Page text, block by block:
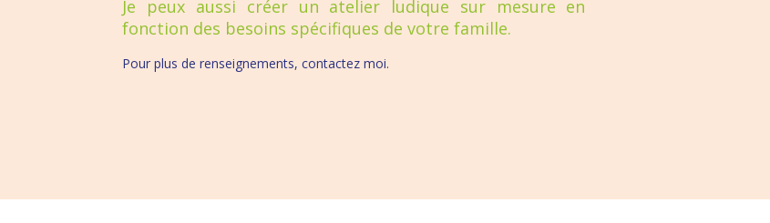
Je peux aussi créer un atelier ludique sur mesure en
fonction des besoins spécifiques de votre famille.
Pour plus de renseignements, contactez moi.